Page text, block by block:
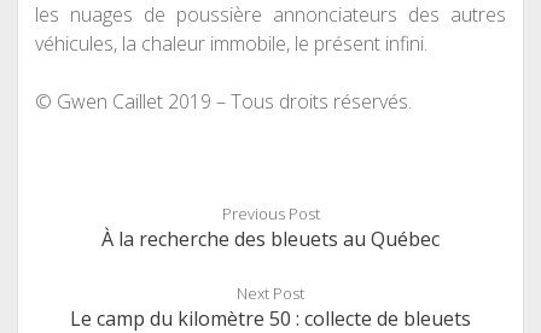
les nuages de poussière annonciateurs des autres
véhicules, la chaleur immobile, le présent infini.
© Gwen Caillet 2019 – Tous droits réservés.
Previous Post
À la recherche des bleuets au Québec
Next Post
Le camp du kilomètre 50 : collecte de bleuets